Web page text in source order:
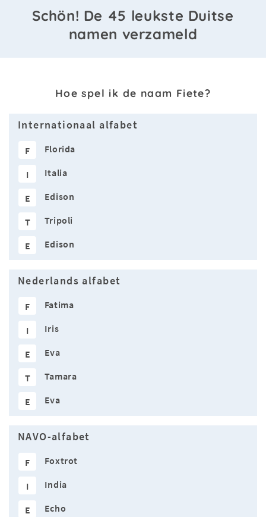
Schön! De 45 leukste Duitse
namen verzameld
Hoe spel ik de naam Fiete?
Internationaal alfabet
F Florida
I Italia
E Edison
T Tripoli
E Edison
Nederlands alfabet
F Fatima
I Iris
E Eva
T Tamara
E Eva
NAVO-alfabet
F Foxtrot
I India
E Echo